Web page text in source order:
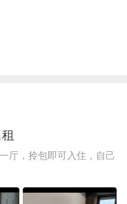
厅，拎包即可入住，自己